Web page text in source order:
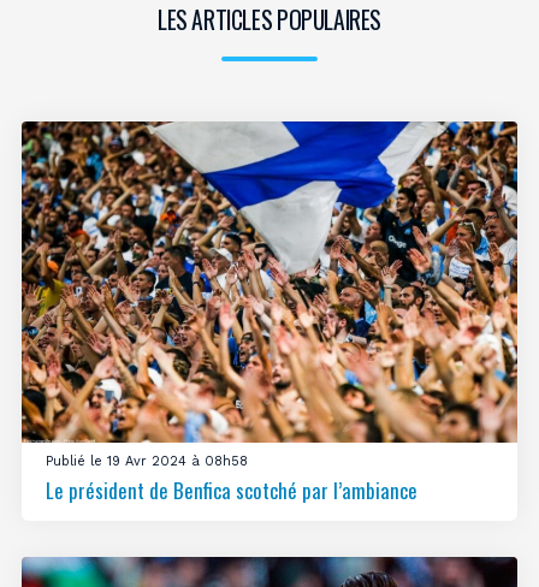
LES ARTICLES POPULAIRES
Publié le 19 Avr 2024 à 08h58
Le président de Benfica scotché par l’ambiance